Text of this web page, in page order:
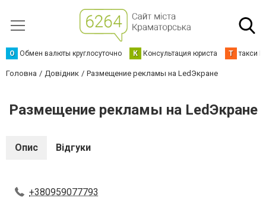
О Обмен валюты круглосуточно К Консультация юриста Т такси
Головна Довідник Размещение рекламы на LedЭкране
Размещение рекламы на LedЭкране
Опис Відгуки
+380959077793